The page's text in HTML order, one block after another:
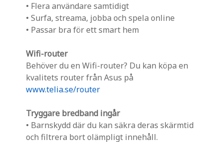
• Flera användare samtidigt
• Surfa, streama, jobba och spela online
• Passar bra för ett smart hem
Wifi-router
Behöver du en Wifi-router? Du kan köpa en
kvalitets router från Asus på
www.telia.se/router
Tryggare bredband ingår
• Barnskydd där du kan säkra deras skärmtid
och filtrera bort olämpligt innehåll.